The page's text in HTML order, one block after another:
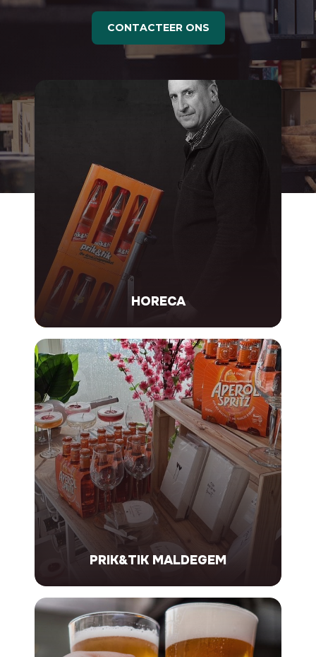
CONTACTEER ONS
HORECA
HORECA
Wij zijn jouw betrouwbare partner in
drankenlevering. Met een breed assortiment
bevoorraden we horeca, bedrijven en scholen,
altijd met oog voor kwaliteit en service.
ONTDEK MEER
PRIK&TIK MALDEGEM